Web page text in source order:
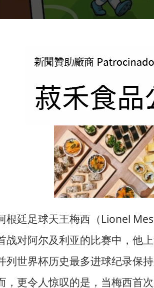
根廷足球天王梅西（Lionel
战对阿尔及利亚的比赛中，他
列世界杯历史最多进球纪录保
，更令人惊叹的是，当梅西首